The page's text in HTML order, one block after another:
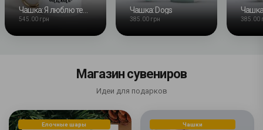
545.00 грн
Чашка: Dogs
385.00 грн 385.00
Магазин сувениров
Идеи для подарков
Елочные шары Чашки